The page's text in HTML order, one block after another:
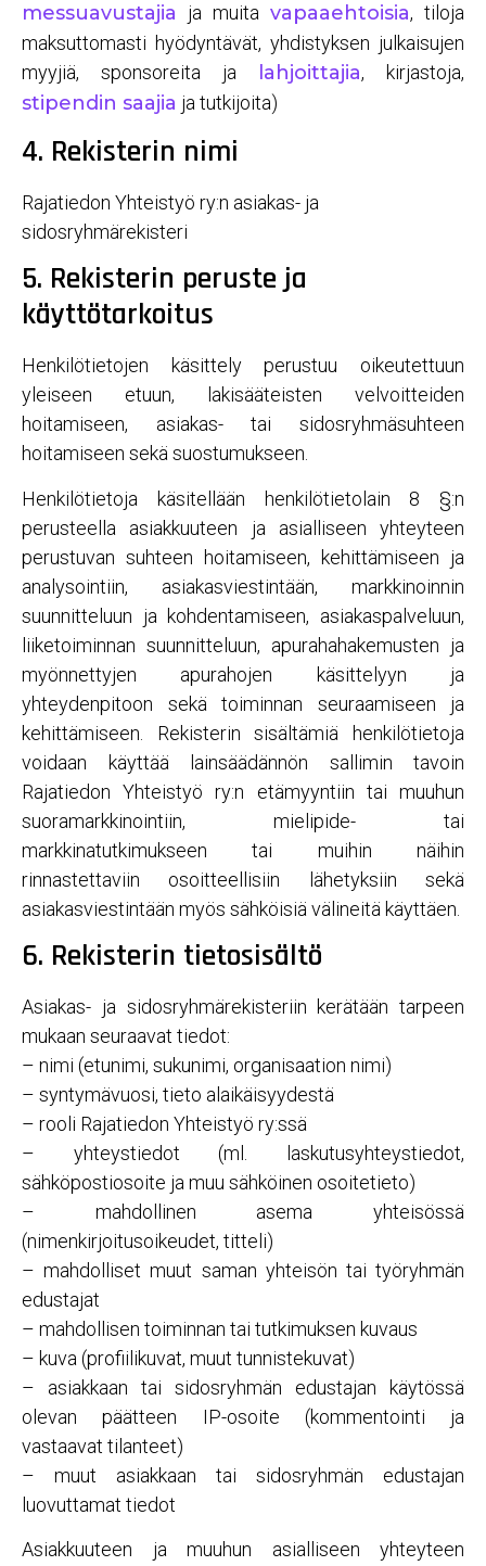
messuavustajia ja muita vapaaehtoisia, tiloja
maksuttomasti hyödyntävät, yhdistyksen julkaisujen
myyjiä, sponsoreita ja
lahjoittajia, kirjastoja,
stipendin saajia ja tutkijoita)
4. Rekisterin nimi
Rajatiedon Yhteistyö ry:n asiakas- ja
sidosryhmärekisteri
5. Rekisterin peruste ja
käyttötarkoitus
Henkilötietojen käsittely perustuu oikeutettuun
yleiseen etuun, lakisääteisten velvoitteiden
hoitamiseen, asiakas- tai sidosryhmäsuhteen
hoitamiseen sekä suostumukseen.
Henkilötietoja käsitellään henkilötietolain 8 §:n
perusteella asiakkuuteen ja asialliseen yhteyteen
perustuvan suhteen hoitamiseen, kehittämiseen ja
analysointiin, asiakasviestintään, markkinoinnin
suunnitteluun ja kohdentamiseen, asiakaspalveluun,
liiketoiminnan suunnitteluun, apurahahakemusten ja
myönnettyjen apurahojen käsittelyyn ja
yhteydenpitoon sekä toiminnan seuraamiseen ja
kehittämiseen. Rekisterin sisältämiä henkilötietoja
voidaan käyttää lainsäädännön sallimin tavoin
Rajatiedon Yhteistyö ry:n etämyyntiin tai muuhun
suoramarkkinointiin, mielipide- tai
markkinatutkimukseen tai muihin näihin
rinnastettaviin osoitteellisiin lähetyksiin sekä
asiakasviestintään myös sähköisiä välineitä käyttäen.
6. Rekisterin tietosisältö
Asiakas- ja sidosryhmärekisteriin kerätään tarpeen
mukaan seuraavat tiedot:
– nimi (etunimi, sukunimi, organisaation nimi)
– syntymävuosi, tieto alaikäisyydestä
– rooli Rajatiedon Yhteistyö ry:ssä
– yhteystiedot (ml. laskutusyhteystiedot,
sähköpostiosoite ja muu sähköinen osoitetieto)
– mahdollinen asema yhteisössä
(nimenkirjoitusoikeudet, titteli)
– mahdolliset muut saman yhteisön tai työryhmän
edustajat
– mahdollisen toiminnan tai tutkimuksen kuvaus
– kuva (profiilikuvat, muut tunnistekuvat)
– asiakkaan tai sidosryhmän edustajan käytössä
olevan päätteen IP-osoite (kommentointi ja
vastaavat tilanteet)
– muut asiakkaan tai sidosryhmän edustajan
luovuttamat tiedot
Asiakkuuteen ja muuhun asialliseen yhteyteen